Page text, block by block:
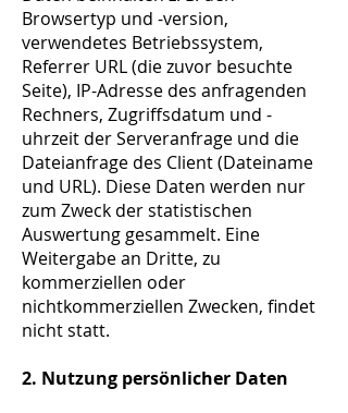
Browsertyp und -version,
verwendetes Betriebssystem,
Referrer URL (die zuvor besuchte
Seite), IP-Adresse des anfragenden
Rechners, Zugriffsdatum und -
uhrzeit der Serveranfrage und die
Dateianfrage des Client (Dateiname
und URL). Diese Daten werden nur
zum Zweck der statistischen
Auswertung gesammelt. Eine
Weitergabe an Dritte, zu
kommerziellen oder
nichtkommerziellen Zwecken, findet
nicht statt.
2. Nutzung persönlicher Daten